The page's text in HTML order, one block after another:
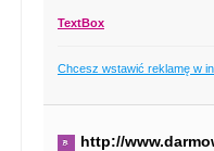
TextBox
Chcesz wstawić reklamę w
http://